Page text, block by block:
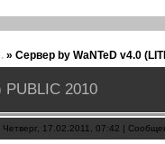
» Сервер by WaNTeD v4.0
PUBLIC 2010
Четверг, 17.02.2011, 07:42 |